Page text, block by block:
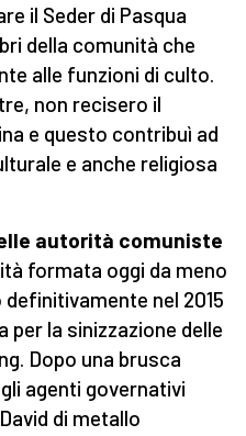
il Seder di Pasqua
della comunità che
alle funzioni di culto.
non recisero il
e questo contribuì ad
e anche religiosa
autorità comuniste
formata oggi da meno
nel 2015
per la sinizzazione delle
Dopo una brusca
agenti governativi
di metallo